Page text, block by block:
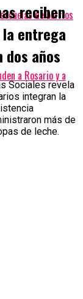
de barrios
a Rosario y a
reciben
entrega
años
Sociales revela
integran la
más de
de leche.